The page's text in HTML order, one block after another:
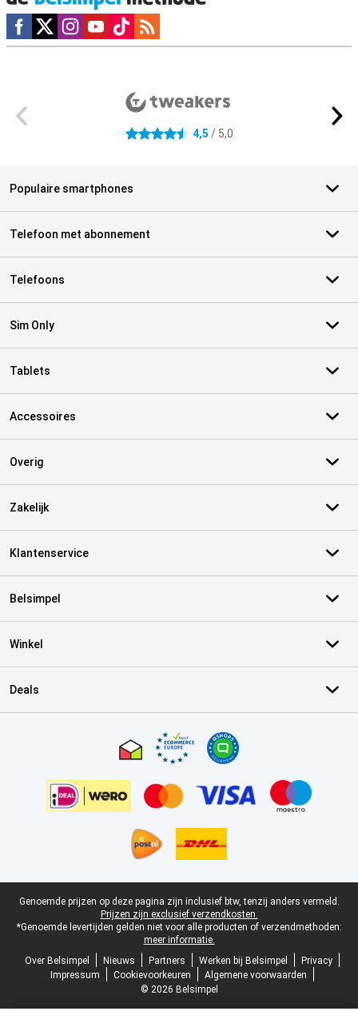
Social media
4.5 sterren 4,5 / 5,0
Populaire smartphones
Telefoon met abonnement
Telefoons
Sim Only
Tablets
Accessoires
Overig
Zakelijk
Klantenservice
Belsimpel
Winkel
Deals
Juridische voettekst
Genoemde prijzen op deze pagina zijn inclusief btw, tenzij anders vermeld.
Prijzen zijn exclusief verzendkosten.
*Genoemde levertijden gelden niet voor alle producten of verzendmethoden:
meer informatie.
Over Belsimpel
Nieuws Partners Werken bij Belsimpel
Privacy
Impressum
Cookievoorkeuren
Algemene voorwaarden
© 2026 Belsimpel